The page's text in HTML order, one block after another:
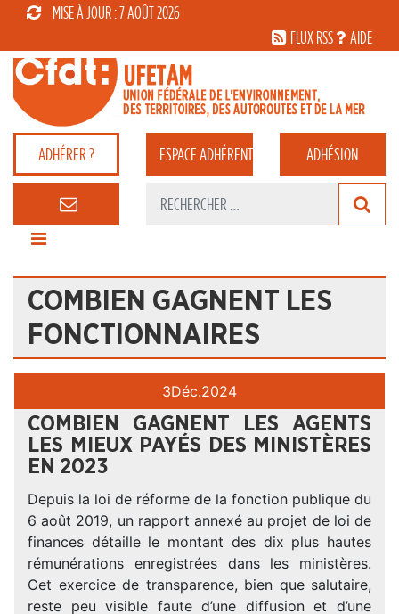
MISE À JOUR : 7 AOÛT 2026
FLUX RSS
AIDE
ADHÉRER ? ESPACEADHÉRENT ADHÉSION
COMBIEN GAGNENT LES
FONCTIONNAIRES
3Déc.2024
COMBIEN GAGNENT LES AGENTS
LES MIEUX PAYÉS DES MINISTÈRES
EN 2023
Depuis la loi de réforme de la fonction publique du
6 août 2019, un rapport annexé au projet de loi de
finances détaille le montant des dix plus hautes
rémunérations enregistrées dans les ministères.
Cet exercice de transparence, bien que salutaire,
reste peu visible faute d’une diffusion et d’une